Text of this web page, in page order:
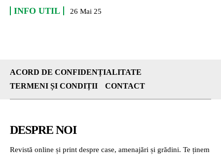
INFO UTIL 26 Mai 25
ACORD DE CONFIDENȚIALITATE
TERMENI ȘI CONDIȚII
CONTACT
DESPRE NOI
Revistă online și print despre case, amenajări și grădini. Te ținem